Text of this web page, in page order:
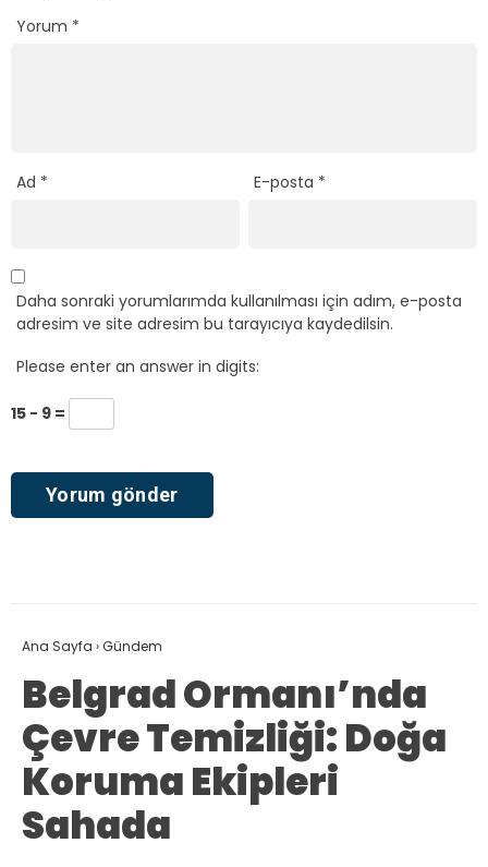
Yorum *
Ad * E-posta *
Daha sonraki yorumlarımda kullanılması için adım, e-posta
adresim ve site adresim bu tarayıcıya kaydedilsin.
Please enter an answer in digits:
15 − 9 =
Ana Sayfa ›Gündem
Belgrad Ormanı’nda
Çevre Temizliği: Doğa
Koruma Ekipleri
Sahada